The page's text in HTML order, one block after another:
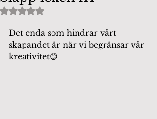
Betygsatt till NaN av 5 stjärnor.
Det enda som hindrar vårt
skapandet är när vi begränsar vår
kreativitet😊